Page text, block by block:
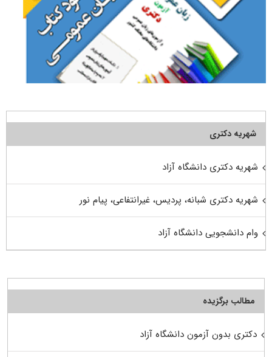
شهریه دکتری
شهریه دکتری دانشگاه آزاد
شهریه دکتری شبانه، پردیس، غیرانتفاعی، پیام نور
وام دانشجویی دانشگاه آزاد
مطالب برگزیده
دکتری بدون آزمون دانشگاه آزاد